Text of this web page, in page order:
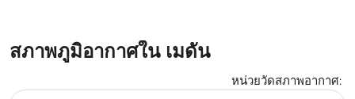
สภาพภูมิอากาศใน เมดัน
หน่วยวัดสภาพอากาศ: